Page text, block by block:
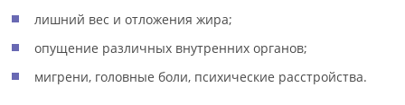
лишний вес и отложения жира;
опущение различных внутренних органов;
мигрени, головные боли, психические расстройства.